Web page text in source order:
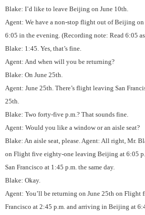
Blake: I’d like to leave Beijing on June 10th.
Agent: We have a non-stop flight out of Beijing
6:05 in the evening. (Recording note: Read 6:05
Blake: 1:45. Yes, that’s fine.
Agent: And when will you be returning?
Blake: On June 25th.
Agent: June 25th. There’s flight leaving San
25th.
Blake: Two forty-five p.m.? That sounds fine.
Agent: Would you like a window or an aisle seat?
Blake: An aisle seat, please. Agent: All right, Mr.
on Flight five eighty-one leaving Beijing at 6:05
San Francisco at 1:45 p.m. the same day.
Blake: Okay.
Agent: You’ll be returning on June 25th on Flight
Francisco at 2:45 p.m. and arriving in Beijing at